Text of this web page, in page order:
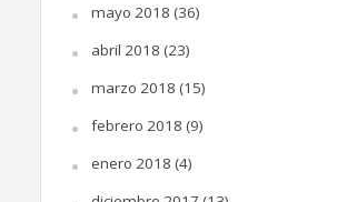
mayo 2018 (36)
abril 2018 (23)
marzo 2018 (15)
febrero 2018 (9)
enero 2018 (4)